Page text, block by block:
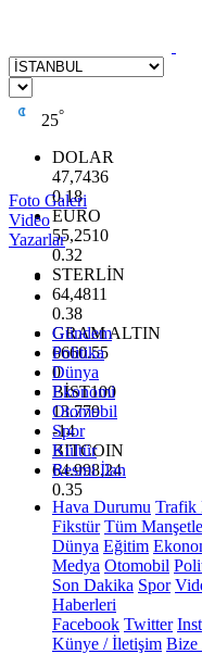
25°
DOLAR
47,7436
0.18
EURO
55,2510
0.32
STERLİN
64,4811
0.38
GRAM ALTIN
6660.55
0
BİST100
13.779
-14
BITCOIN
64.998,24
0.35
Foto Galeri
Video
Yazarlar
Gündem
Politika
Dünya
Ekonomi
Otomobil
Spor
Kültür
Resmi İlan
Hava Durumu Trafik
Fikstür Tüm
Dünya Eğitim
Medya Otomobil
Son Dakika Spor
Haberleri
Facebook Twitter
Künye / İletişim Bize